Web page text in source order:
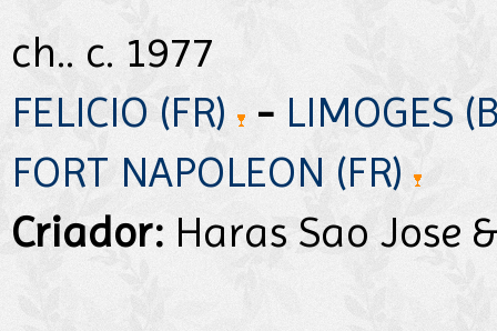
ch.. c. 1977
FELICIO (FR)
- LIMOGES
FORT NAPOLEON (FR)
Criador: Haras Sao Jose